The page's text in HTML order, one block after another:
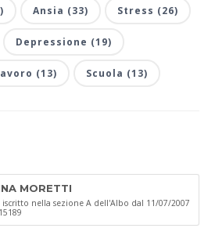
Ansia (33) Stress (26)
Depressione (19)
(13) Scuola (13)
MORETTI
iscritto nella sezione A dell'Albo dal 11/07/2007